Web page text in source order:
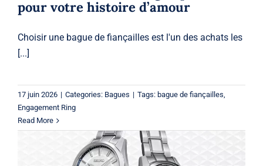
pour votre histoire d’amour
Choisir une bague de fiançaillesest l'un des achats les
[...]
17 juin 2026 | Categories: Bagues | Tags: bague de fiançailles,
Engagement Ring
Read More